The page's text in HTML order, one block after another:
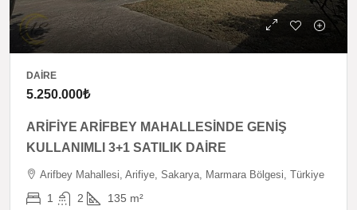
DAIRE
5.250.000₺
ARİFİYE ARİFBEY MAHALLESİNDE GENİŞ
KULLANIMLI 3+1 SATILIK DAİRE
Arifbey Mahallesi, Arifiye, Sakarya, Marmara Bölgesi, Türkiye
1 2 135 m²